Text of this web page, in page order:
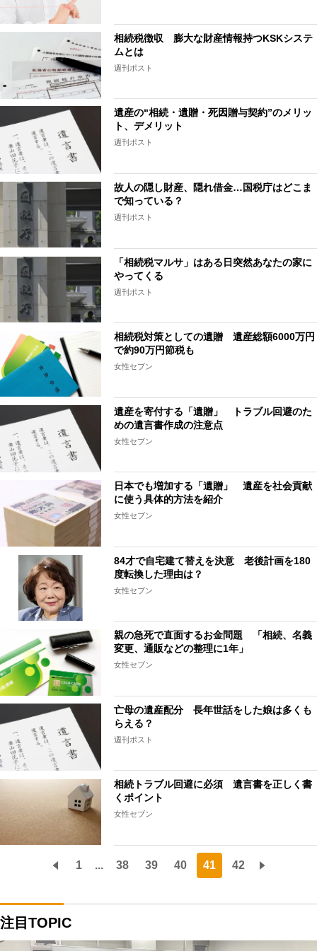
相続税徴収 膨大な財産情報持つKSKシステ
ムとは
週刊ポスト
遺産の“相続・遺贈・死因贈与契約”のメリッ
ト、デメリット
週刊ポスト
故人の隠し財産、隠れ借金…国税庁はどこま
で知っている？
週刊ポスト
「相続税マルサ」はある日突然あなたの家に
やってくる
週刊ポスト
相続税対策としての遺贈 遺産総額6000万円
で約90万円節税も
女性セブン
遺産を寄付する「遺贈」 トラブル回避のた
めの遺言書作成の注意点
女性セブン
日本でも増加する「遺贈」 遺産を社会貢献
に使う具体的方法を紹介
女性セブン
84才で自宅建て替えを決意 老後計画を180
度転換した理由は？
女性セブン
親の急死で直面するお金問題 「相続、名義
変更、通販などの整理に1年」
女性セブン
亡母の遺産配分 長年世話をした娘は多くも
らえる？
週刊ポスト
相続トラブル回避に必須 遺言書を正しく書
くポイント
女性セブン
1 ... 38 39 40 41 42
注目TOPIC